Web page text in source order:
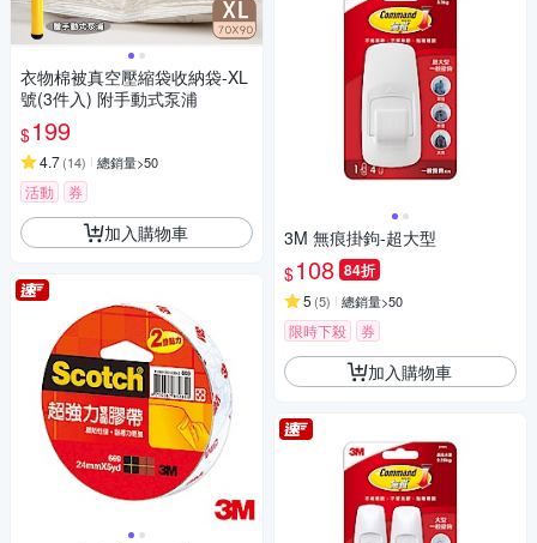
衣物棉被真空壓縮袋收納袋-XL
號(3件入) 附手動式泵浦
$199
4.7(14) 總銷量>50
活動 券
加入購物車
3M 無痕掛鉤-超大型
$108 84折
5 (5) 總銷量>50
限時下殺 券
加入購物車